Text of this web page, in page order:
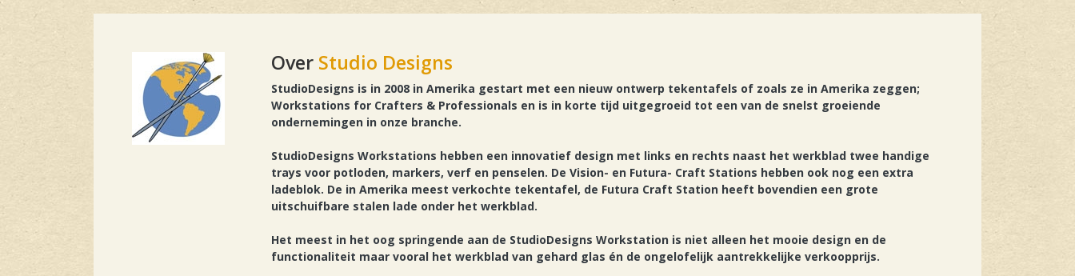
Over Studio Designs
StudioDesigns is in 2008 in Amerika gestart met een nieuw ontwerp tekentafels of zoals ze in Amerika zeggen;
Workstations for Crafters & Professionals en is in korte tijd uitgegroeid tot een van de snelst groeiende
ondernemingen in onze branche.
StudioDesigns Workstations hebben een innovatief design met links en rechts naast het werkblad twee handige
trays voor potloden, markers, verf en penselen. De Vision- en Futura- Craft Stations hebben ook nog een extra
ladeblok. De in Amerika meest verkochte tekentafel, de Futura Craft Station heeft bovendien een grote
uitschuifbare stalen lade onder het werkblad.
Het meest in het oog springende aan de StudioDesigns Workstation is niet alleen het mooie design en de
functionaliteit maar vooral het werkblad van gehard glas én de ongelofelijk aantrekkelijke verkoopprijs.